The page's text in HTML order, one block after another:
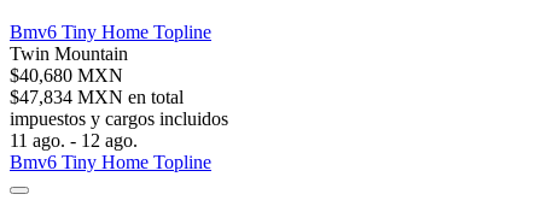
Bmv6 Tiny Home Topline
Twin Mountain
$40,680 MXN
$47,834 MXN en total
impuestos y cargos incluidos
11 ago. - 12 ago.
Bmv6 Tiny Home Topline